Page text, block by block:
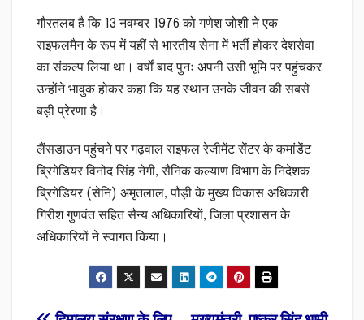
गौरतलब है कि 13 नवम्बर 1976 को गणेश जोशी ने एक
राइफलमैन के रूप में यहीं से भारतीय सेना में भर्ती होकर देशसेवा
का संकल्प लिया था। वर्षों बाद पुनः अपनी उसी भूमि पर पहुंचकर
उन्होंने भावुक होकर कहा कि यह स्थान उनके जीवन की सबसे
बड़ी प्रेरणा है।
लैंसडाउन पहुंचने पर गढ़वाल राइफल रेजीमेंट सेंटर के कमांडेंट
ब्रिगेडियर विनोद सिंह नेगी, सैनिक कल्याण विभाग के निदेशक
ब्रिगेडियर (सेनि) अमृतलाल, पौड़ी के मुख्य विकास अधिकारी
गिरीश गुणवंत सहित सैन्य अधिकारियों, जिला प्रशासन के
अधिकारियों ने स्वागत किया।